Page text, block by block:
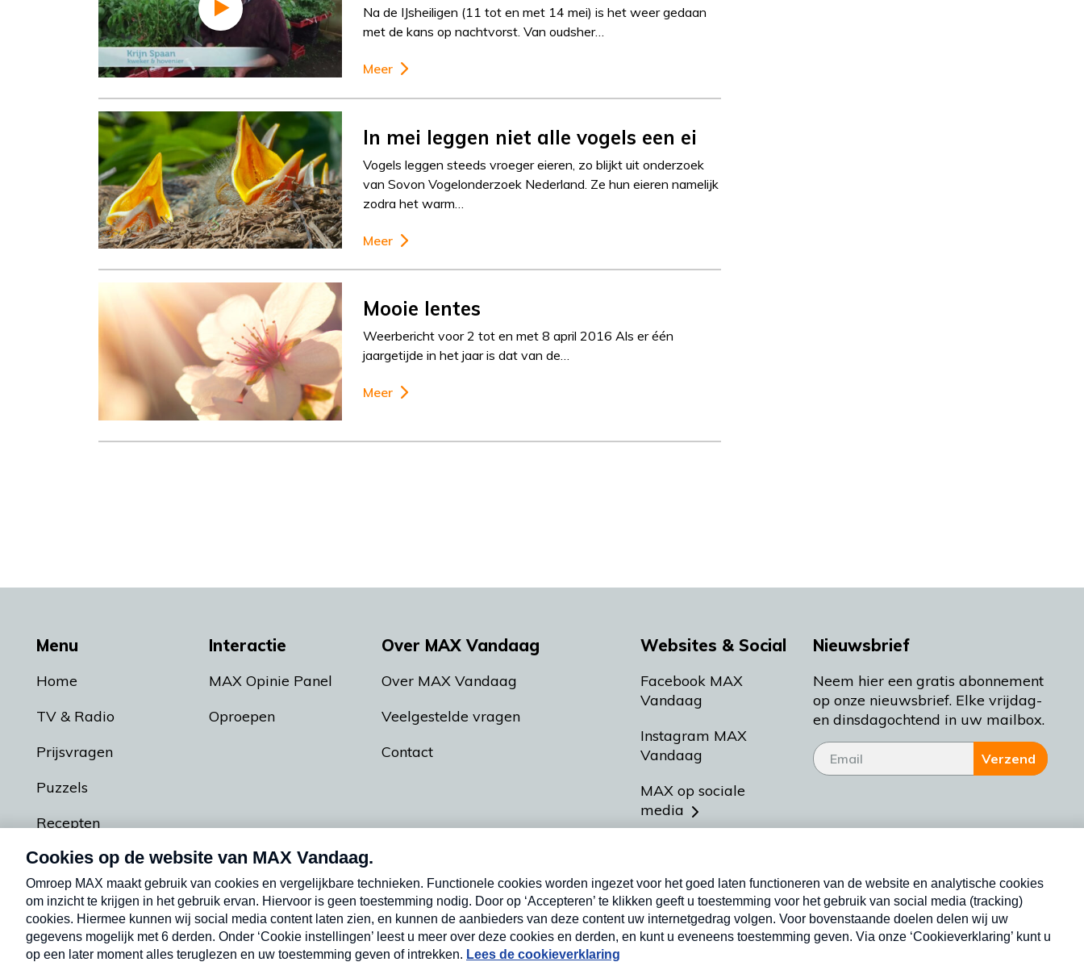
Na de IJsheiligen (11 tot en met 14 mei) is het weer gedaan
met de kans op nachtvorst. Van oudsher…
Meer
In mei leggen niet alle vogels een ei
Vogels leggen steeds vroeger eieren, zo blijkt uit onderzoek
van Sovon Vogelonderzoek Nederland. Ze hun eieren namelijk
zodra het warm…
Meer
Mooie lentes
Weerbericht voor 2 tot en met 8 april 2016 Als er één
jaargetijde in het jaar is dat van de…
Meer
Menu
Home
TV & Radio
Prijsvragen
Puzzels
Recepten
Podcasts
Interactie
MAX Opinie Panel
Oproepen
Over MAX Vandaag
Over MAX Vandaag
Veelgestelde vragen
Contact
Websites & Social
Facebook MAX
Vandaag
Instagram MAX
Vandaag
MAX op sociale
media
Meldpunt Actueel
Heel Holland Bakt
Nieuwsbrief
Neem hier een gratis abonnement
op onze nieuwsbrief. Elke vrijdag-
en dinsdagochtend in uw mailbox.
Verzend
Nieuwsbrief
Neem hier een gratis abonnement op onze